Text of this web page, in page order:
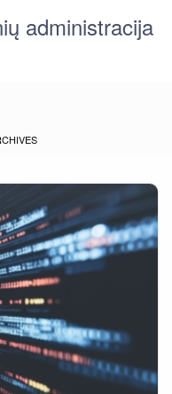
administracija